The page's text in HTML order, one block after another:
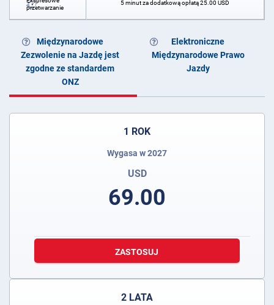
przetwarzanie
5 minut za dodatkową opłatą25.00 USD
Międzynarodowe
Zezwolenie na Jazdę jest
zgodne ze standardem
ONZ
Elektroniczne
Międzynarodowe Prawo
Jazdy
1 ROK
Wygasa w 2027
USD
69.00
ZASTOSUJ
2 LATA